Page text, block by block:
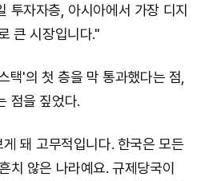
투자자층, 아시아에서 가장 디지
큰 시장입니다."
택'의 첫 층을 막 통과했다는 점,
점을 짚었다.
돼 고무적입니다. 한국은 모든
치 않은 나라예요. 규제당국이